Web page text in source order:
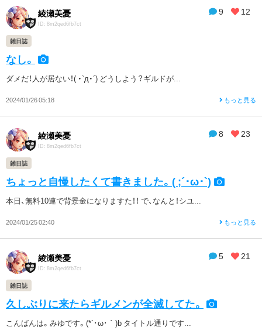
9 12
綾瀬美憂
ID: 8m2qed6fb7ct
雑日誌
なし。
ダメだ！人が居ない！( ・`д・´) どうしよう？ギルドが...
2024/01/26 05:18 もっと見る
8 23
綾瀬美憂
ID: 8m2qed6fb7ct
雑日誌
ちょっと自慢したくて書きました。( ;´･ω･`)
本日、無料10連で背景金になりますた！！ で、なんと！シユ...
2024/01/25 02:40 もっと見る
5 21
綾瀬美憂
ID: 8m2qed6fb7ct
雑日誌
久しぶりに来たらギルメンが全滅してた。
こんばんは。みゆです。(*´･ω･｀)b タイトル通りです...